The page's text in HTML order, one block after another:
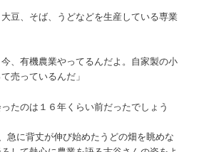
豆、そば、うどなどを生産している専業
、有機農業やってるんだよ。自家製の小
売っているんだ」
たのは１６年くらい前だったでしょう
急に背丈が伸び始めたうどの畑を眺めな